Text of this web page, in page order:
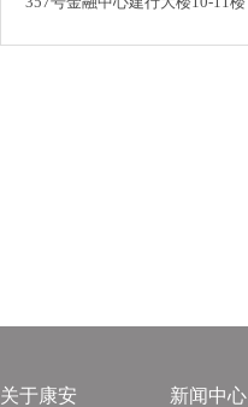
关于康安 新闻中心